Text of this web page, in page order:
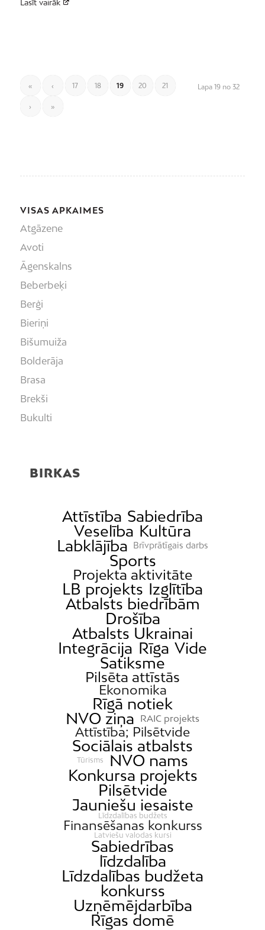
Lasīt vairāk
Lapa 19 no 32
« ‹ 17 18 19 20 21
› »
VISAS APKAIMES
Atgāzene
Avoti
Āgenskalns
Beberbeķi
Berģi
Bieriņi
Bišumuiža
Bolderāja
Brasa
Brekši
Bukulti
Čiekurkalns
Dārzciems
Jaunciems
Kundziņsala
Mangaļsala
Mežciems
Mūkupurvs
Pētersala-Andrejsala
BIRKAS
Attīstība Sabiedrība
Veselība Kultūra
Labklājība
Brīvprātīgais darbs
Sports
Projekta aktivitāte
LB projekts Izglītība
Atbalsts biedrībām
Drošība
Atbalsts Ukrainai
Integrācija Rīga Vide
Satiksme
Pilsēta attīstās
Ekonomika
Rīgā notiek
NVO ziņa
RAIC projekts
Attīstība; Pilsētvide
Sociālais atbalsts
Tūrisms
NVO nams
Konkursa projekts
Pilsētvide
Jauniešu iesaiste
Līdzdalības budžets
Finansēšanas konkurss
Latviešu valodas kursi
Sabiedrības
līdzdalība
Līdzdalības budžeta
konkurss
Uzņēmējdarbība
Rīgas domē